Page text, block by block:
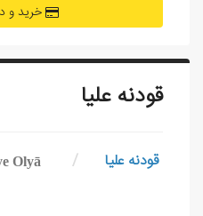
خرید و
قودنه‌ علیا
قودنه‌ علیا /
Olyā